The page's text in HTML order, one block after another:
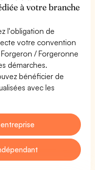
à votre branche
l'obligation de
votre convention
/ Forgeronne
démarches.
bénéficier de
avec les